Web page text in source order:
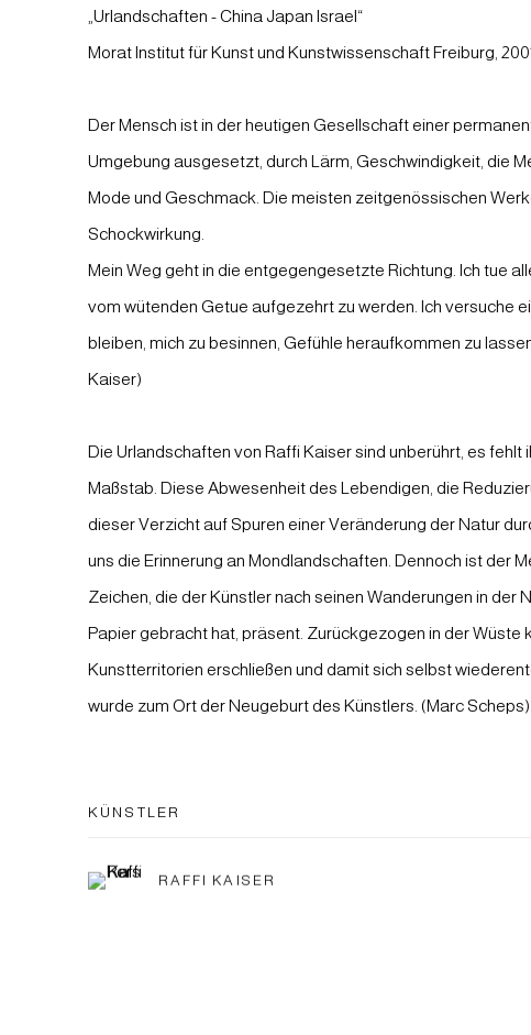
„Urlandschaften - China Japan Israel“
Morat Institut für Kunst und Kunstwissenschaft Freiburg,
Der Mensch ist in der heutigen Gesellschaft einer
Umgebung ausgesetzt, durch Lärm, Geschwindigkeit, die
Mode und Geschmack. Die meisten zeitgenössischen
Schockwirkung.
Mein Weg geht in die entgegengesetzte Richtung. Ich tue
vom wütenden Getue aufgezehrt zu werden. Ich versuche
bleiben, mich zu besinnen, Gefühle heraufkommen zu
Kaiser)
Die Urlandschaften von Raffi Kaiser sind unberührt, es fehlt
Maßstab. Diese Abwesenheit des Lebendigen, die
dieser Verzicht auf Spuren einer Veränderung der Natur
uns die Erinnerung an Mondlandschaften. Dennoch ist der
Zeichen, die der Künstler nach seinen Wanderungen in der
Papier gebracht hat, präsent. Zurückgezogen in der Wüste
Kunstterritorien erschließen und damit sich selbst
wurde zum Ort der Neugeburt des Künstlers. (Marc Scheps)
KÜNSTLER
RAFFI KAISER